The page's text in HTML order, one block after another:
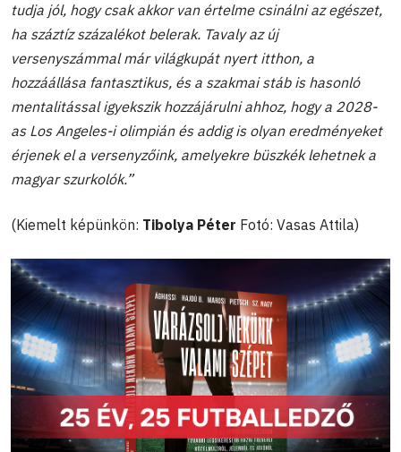
tudja jól, hogy csak akkor van értelme csinálni az egészet,
ha száztíz százalékot belerak. Tavaly az új
versenyszámmal már világkupát nyert itthon, a
hozzáállása fantasztikus, és a szakmai stáb is hasonló
mentalitással igyekszik hozzájárulni ahhoz, hogy a 2028-
as Los Angeles-i olimpián és addig is olyan eredményeket
érjenek el a versenyzőink, amelyekre büszkék lehetnek a
magyar szurkolók.”
(Kiemelt képünkön: Tibolya Péter Fotó: Vasas Attila)